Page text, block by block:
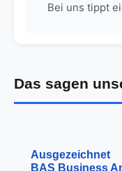
Bei uns tippt
Das sagen
Ausgezeichnet
BAS Business